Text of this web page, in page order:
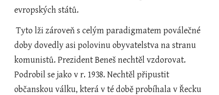
evropských států.
Tyto lži zároveň s celým paradigmatem poválečné
doby dovedly asi polovinu obyvatelstva na stranu
komunistů. Prezident Beneš nechtěl vzdorovat.
Podrobil se jako v r. 1938. Nechtěl připustit
občanskou válku, která v té době probíhala v Řecku